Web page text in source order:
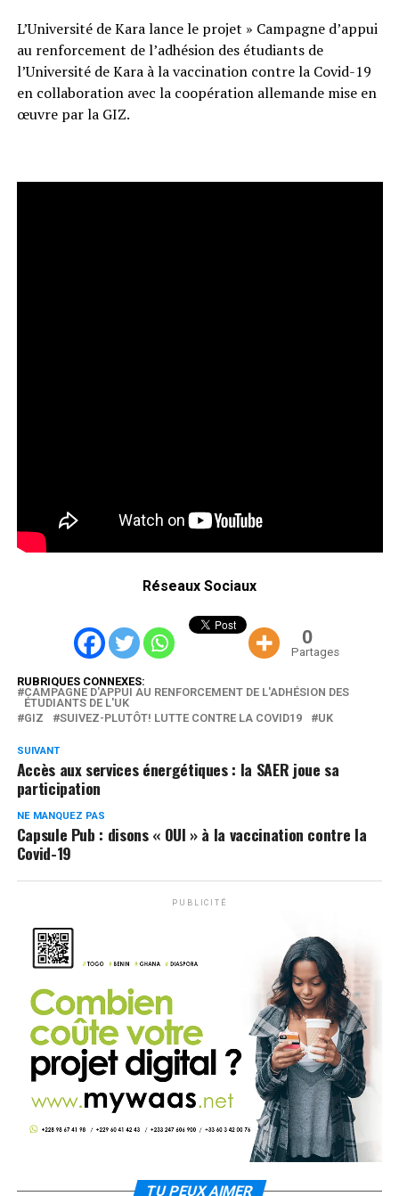
L’Université de Kara lance le projet » Campagne d’appui
au renforcement de l’adhésion des étudiants de
l’Université de Kara à la vaccination contre la Covid-19
en collaboration avec la coopération allemande mise en
œuvre par la GIZ.
Réseaux Sociaux
0
Partages
RUBRIQUES CONNEXES:
CAMPAGNE D'APPUI AU RENFORCEMENT DE L'ADHÉSION DES
ÉTUDIANTS DE L'UK
GIZ
SUIVEZ-PLUTÔT! LUTTE CONTRE LA COVID19 UK
SUIVANT
Accès aux services énergétiques : la SAER joue sa
participation
NE MANQUEZ PAS
Capsule Pub : disons « OUI » à la vaccination contre la
Covid-19
PUBLICITÉ
TU PEUX AIMER